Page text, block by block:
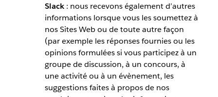
Slack: nous recevons également d’autres
informations lorsque vous les soumettez à
nos Sites Web ou de toute autre façon
(par exemple les réponses fournies ou les
opinions formulées si vous participez à un
groupe de discussion, à un concours, à
une activité ou à un évènement, les
suggestions faites à propos de nos